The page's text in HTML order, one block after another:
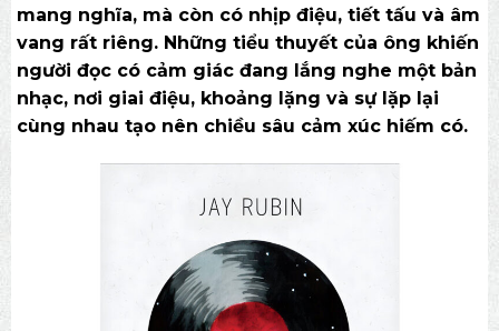
mang nghĩa, mà còn có nhịp điệu, tiết tấu và âm
vang rất riêng. Những tiểu thuyết của ông khiến
người đọc có cảm giác đang lắng nghe một bản
nhạc, nơi giai điệu, khoảng lặng và sự lặp lại
cùng nhau tạo nên chiều sâu cảm xúc hiếm có.